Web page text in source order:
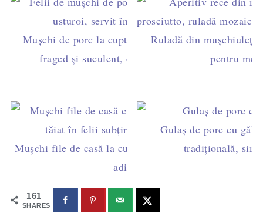
Mușchi de porc la cuptor împănat cu usturoi –
fraged și suculent, cu sos roșu din tavă
Ruladă din mușchiuleț
pentru
Mușchi file de casă la cuptor – rețetă simplă, fără
aditivi
Gulaș de porc cu
tradițională,
161
SHARES